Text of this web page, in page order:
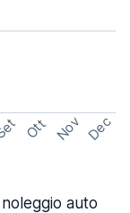
Ott Nov Dec
auto